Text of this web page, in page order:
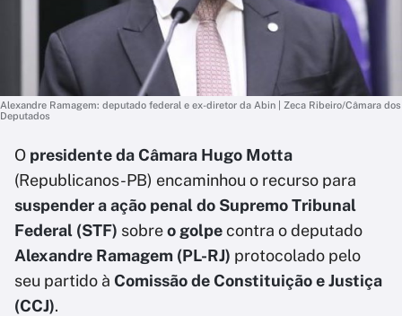
Alexandre Ramagem: deputado federal e ex-diretor da Abin | Zeca Ribeiro/Câmara dos
Deputados
O presidente daCâmara Hugo Motta
(Republicanos-PB) encaminhou o recurso para
suspender a ação penal do Supremo Tribunal
Federal (STF) sobreo golpecontra o deputado
Alexandre Ramagem (PL-RJ) protocolado pelo
seu partido à Comissão de Constituição e Justiça
(CCJ).